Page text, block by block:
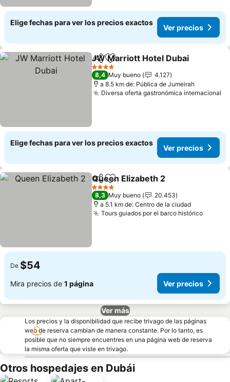
Elige fechas para ver los precios exactos
Ver precios
CompartirAgregar a favoritos
JW Marriott Hotel Dubai
4 Estrellas
8,4 Muy bueno
4.127
a 8.5 km de: Pública de Jumeirah
Diversa oferta gastronómica internacional
Elige fechas para ver los precios exactos
Ver precios
CompartirAgregar a favoritos
Queen Elizabeth 2
4 Estrellas
8,3 Muy bueno
20.453
a 5.1 km de: Centro de la ciudad
Tours guiados por el barco histórico
De $54
Mira precios de 1 página Ver precios
Ver más
Los precios y la disponibilidad que recibe trivago de las páginas
web de reserva cambian de manera constante. Por lo tanto, es
posible que no siempre encuentres en una página web de reserva
la misma oferta que viste en trivago.
Otros hospedajes en Dubái